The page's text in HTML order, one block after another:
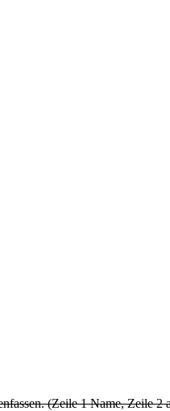
(Zeile 1 Name, Zeile 2